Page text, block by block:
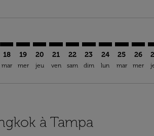
18
mar
19
mer
20
jeu
21
ven
22
sam
23
dim
24
lun
25
mar
26
mer
à Tampa